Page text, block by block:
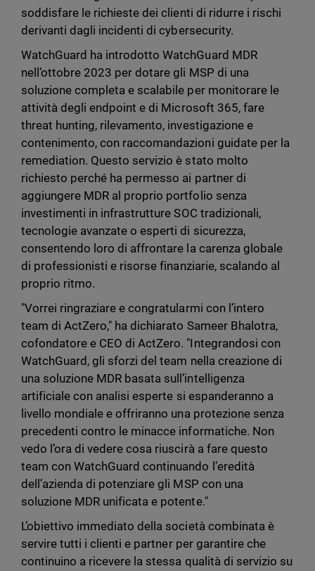
soddisfare le richieste dei clienti di ridurre i rischi
derivanti dagli incidenti di cybersecurity.
WatchGuard ha introdotto WatchGuard MDR
nell’ottobre 2023 per dotare gli MSP di una
soluzione completa e scalabile per monitorare le
attività degli endpoint e di Microsoft 365, fare
threat hunting, rilevamento, investigazione e
contenimento, con raccomandazioni guidate per la
remediation. Questo servizio è stato molto
richiesto perché ha permesso ai partner di
aggiungere MDR al proprio portfolio senza
investimenti in infrastrutture SOC tradizionali,
tecnologie avanzate o esperti di sicurezza,
consentendo loro di affrontare la carenza globale
di professionisti e risorse finanziarie, scalando al
proprio ritmo.
"Vorrei ringraziare e congratularmi con l’intero
team di ActZero," ha dichiarato Sameer Bhalotra,
cofondatore e CEO di ActZero. "Integrandosi con
WatchGuard, gli sforzi del team nella creazione di
una soluzione MDR basata sull’intelligenza
artificiale con analisi esperte si espanderanno a
livello mondiale e offriranno una protezione senza
precedenti contro le minacce informatiche. Non
vedo l’ora di vedere cosa riuscirà a fare questo
team con WatchGuard continuando l’eredità
dell’azienda di potenziare gli MSP con una
soluzione MDR unificata e potente."
L’obiettivo immediato della società combinata è
servire tutti i clienti e partner per garantire che
continuino a ricevere la stessa qualità di servizio su